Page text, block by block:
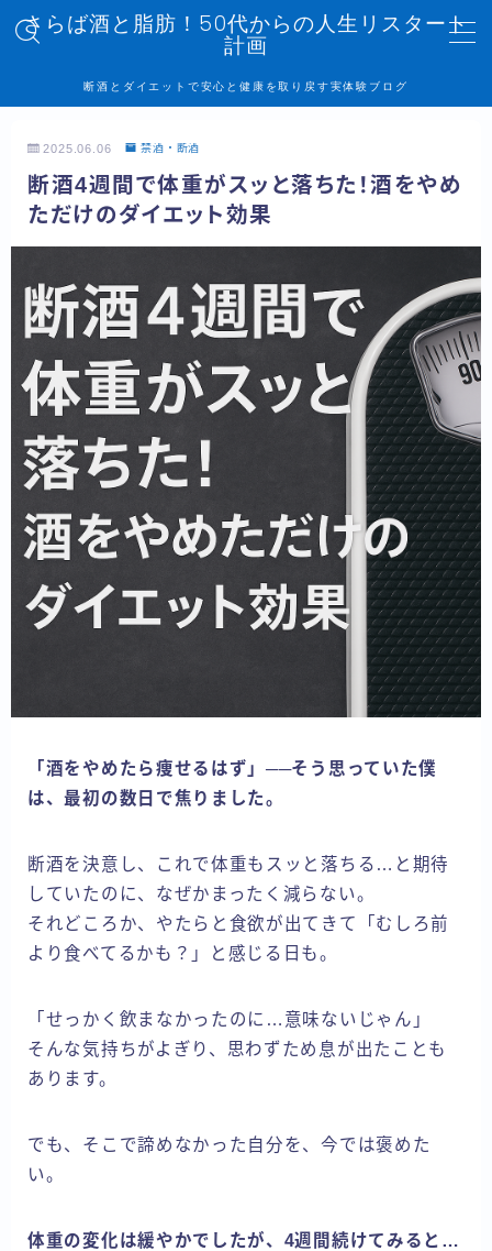
さらば酒と脂肪！50代からの人生リスタート
計画
断酒とダイエットで安心と健康を取り戻す実体験ブログ
MENU
トップページ
記事一覧
プライバシーポリシー
お問い合わせ
2025.06.06 禁酒・断酒
断酒4週間で体重がスッと落ちた！酒をやめ
ただけのダイエット効果
「酒をやめたら痩せるはず」──そう思っていた僕
は、最初の数日で焦りました。
断酒を決意し、これで体重もスッと落ちる…と期待
していたのに、なぜかまったく減らない。
それどころか、やたらと食欲が出てきて「むしろ前
より食べてるかも？」と感じる日も。
「せっかく飲まなかったのに…意味ないじゃん」
そんな気持ちがよぎり、思わずため息が出たことも
あります。
でも、そこで諦めなかった自分を、今では褒めた
い。
体重の変化は緩やかでしたが、4週間続けてみると…